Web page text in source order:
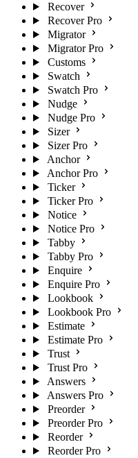
Recover
Recover Pro
Migrator
Migrator Pro
Customs
Swatch
Swatch Pro
Nudge
Nudge Pro
Sizer
Sizer Pro
Anchor
Anchor Pro
Ticker
Ticker Pro
Notice
Notice Pro
Tabby
Tabby Pro
Enquire
Enquire Pro
Lookbook
Lookbook Pro
Estimate
Estimate Pro
Trust
Trust Pro
Answers
Answers Pro
Preorder
Preorder Pro
Reorder
Reorder Pro